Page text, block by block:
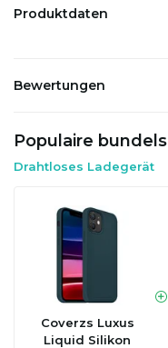
Produktdaten
Bewertungen
Populaire bundels
Drahtloses Ladegerät
Coverzs Luxus
Liquid Silikon